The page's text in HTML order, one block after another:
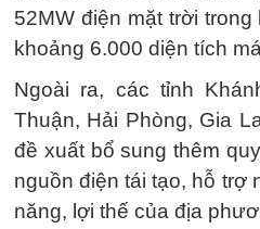
52MW điện mặt trời
khoảng 6.000 diện tích
Ngoài ra, các tỉnh
Thuận, Hải Phòng, Gia
đề xuất bổ sung thêm
nguồn điện tái tạo, hỗ
năng, lợi thế của địa